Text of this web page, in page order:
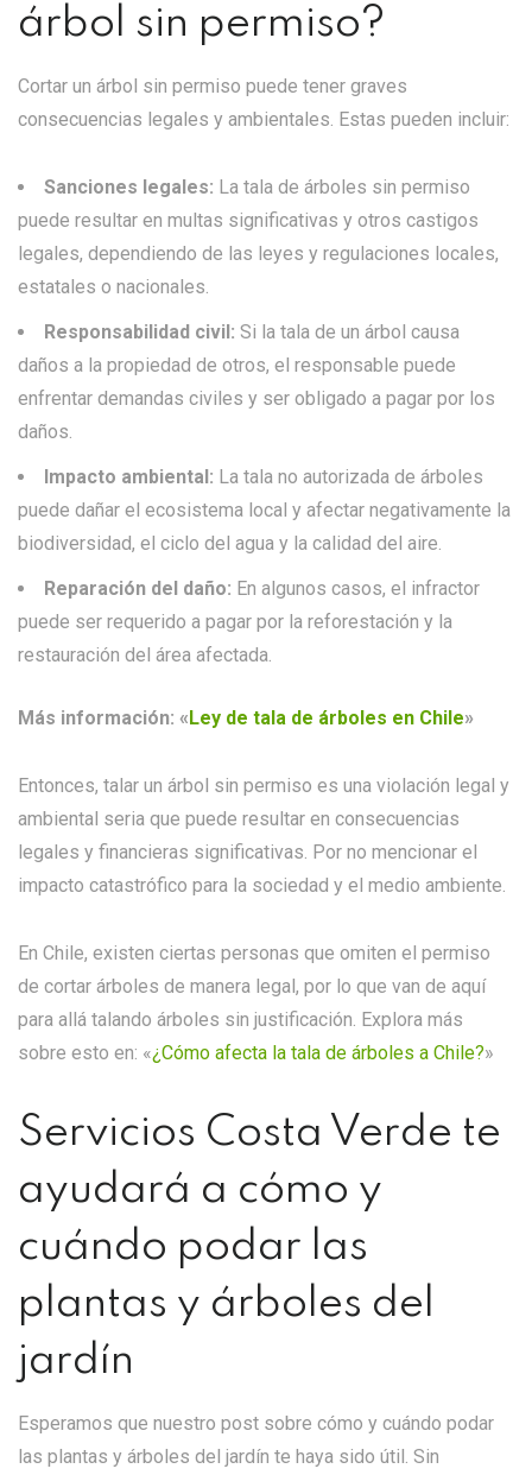
árbol sin permiso?
Cortar un árbol sin permiso puede tener graves
consecuencias legales y ambientales. Estas pueden incluir:
Sanciones legales: La tala de árboles sin permiso
puede resultar en multas significativas y otros castigos
legales, dependiendo de las leyes y regulaciones locales,
estatales o nacionales.
Responsabilidad civil: Si la tala de un árbol causa
daños a la propiedad de otros, el responsable puede
enfrentar demandas civiles y ser obligado a pagar por los
daños.
Impacto ambiental: La tala no autorizada de árboles
puede dañar el ecosistema local y afectar negativamente la
biodiversidad, el ciclo del agua y la calidad del aire.
Reparación del daño: En algunos casos, el infractor
puede ser requerido a pagar por la reforestación y la
restauración del área afectada.
Más información: «Ley de tala de árboles en Chile»
Entonces, talar un árbol sin permiso es una violación legal y
ambiental seria que puede resultar en consecuencias
legales y financieras significativas. Por no mencionar el
impacto catastrófico para la sociedad y el medio ambiente.
En Chile, existen ciertas personas que omiten el permiso
de cortar árboles de manera legal, por lo que van de aquí
para allá talando árboles sin justificación. Explora más
sobre esto en: «¿Cómo afecta la tala de árboles a Chile?»
Servicios Costa Verde te
ayudará a cómo y
cuándo podar las
plantas y árboles del
jardín
Esperamos que nuestro post sobre cómo y cuándo podar
las plantas y árboles del jardín te haya sido útil. Sin